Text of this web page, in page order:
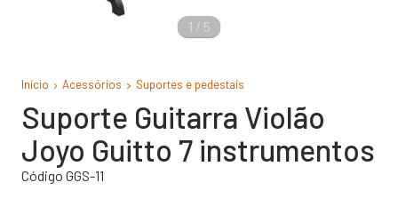
1 / 5
Início Acessórios Suportes e pedestais
Suporte Guitarra Violão
Joyo Guitto 7 instrumentos
Código GGS-11